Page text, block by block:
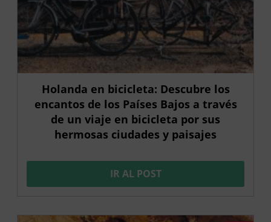
Holanda en bicicleta: Descubre los
encantos de los Países Bajos a través
de un viaje en bicicleta por sus
hermosas ciudades y paisajes
IR AL POST